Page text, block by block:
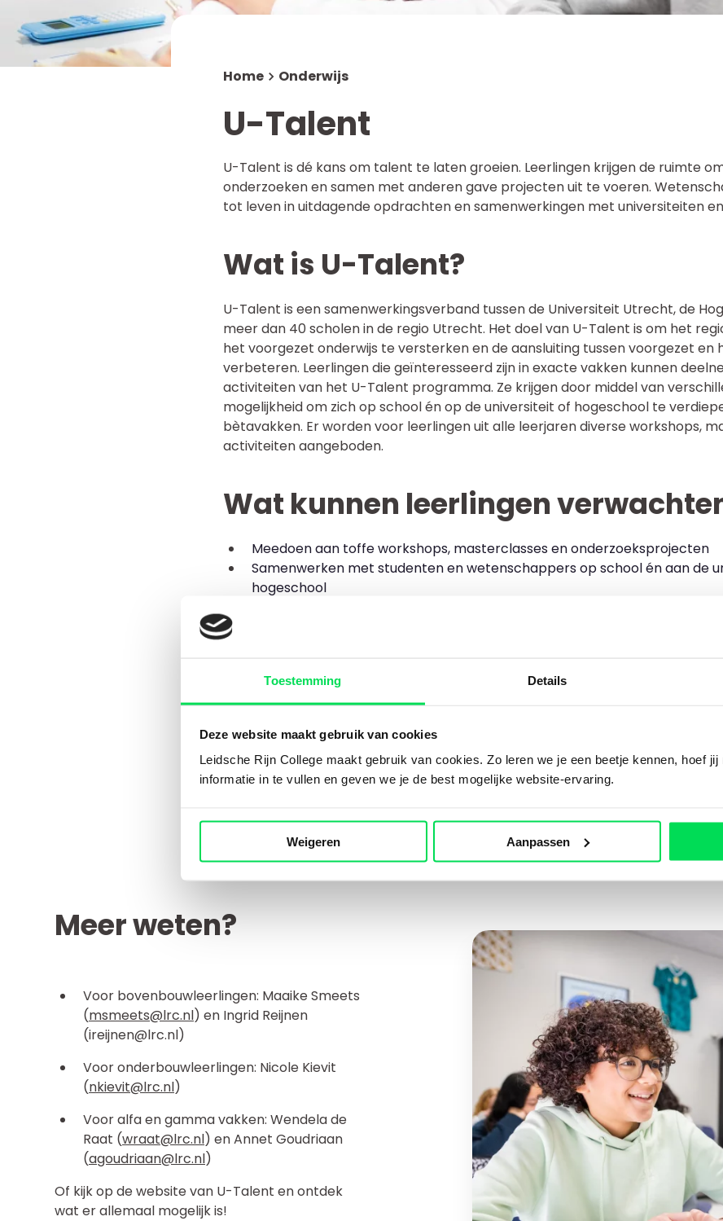
Toestemming Details
Deze website maakt gebruik van cookies
Leidsche Rijn College maakt gebruik van cookies. Zo leren we je een beetje kennen, hoef
informatie in te vullen en geven we je de best mogelijke website-ervaring.
Weigeren Aanpassen
Werken bij
Mediatheek
MR en OR
NUOVO Solidariteitsfonds
Home Onderwijs
U-Talent
U-Talent is dé kans om talent te laten groeien. Leerlingen krijgen de ruimte
onderzoeken en samen met anderen gave projecten uit te voeren.
tot leven in uitdagende opdrachten en samenwerkingen met universiteiten
Wat is U-Talent?
U-Talent is een samenwerkingsverband tussen de Universiteit Utrecht, de
meer dan 40 scholen in de regio Utrecht. Het doel van U-Talent is om het
het voorgezet onderwijs te versterken en de aansluiting tussen voorgezet en
verbeteren. Leerlingen die geïnteresseerd zijn in exacte vakken kunnen
activiteiten van het U-Talent programma. Ze krijgen door middel van
mogelijkheid om zich op school én op de universiteit of hogeschool te
bètavakken. Er worden voor leerlingen uit alle leerjaren diverse workshops,
activiteiten aangeboden.
Wat kunnen leerlingen
Meedoen aan toffe workshops, masterclasses en onderzoeksprojecten
Samenwerken met studenten en wetenschappers op school én aan de
hogeschool
Ook is een uitgebreid programma voor leerlingen die op zoek zijn naar meer
vinden op www.u-talent.nl en bij de U-Talentcoördinatoren op onze school.
Doe mee!
Uitdagend en innovatief
het gebied van
techniek!
Meer weten?
Voor bovenbouwleerlingen: Maaike Smeets
(msmeets@lrc.nl) en Ingrid Reijnen
(ireijnen@lrc.nl)
Voor onderbouwleerlingen: Nicole Kievit
(nkievit@lrc.nl)
Voor alfa en gamma vakken: Wendela de
Raat (wraat@lrc.nl) en Annet Goudriaan
(agoudriaan@lrc.nl)
Of kijk op de website van U-Talent en ontdek
wat er allemaal mogelijk is!